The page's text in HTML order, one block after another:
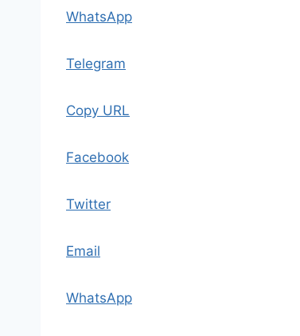
WhatsApp
Telegram
Copy URL
Facebook
Twitter
Email
WhatsApp